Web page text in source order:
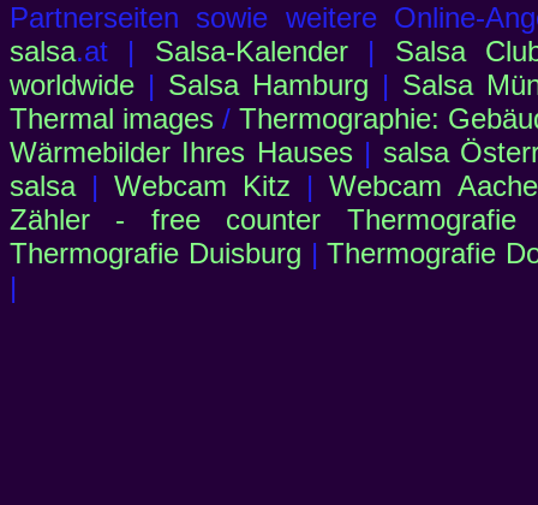
Partnerseiten sowie weitere Online-
salsa.at | Salsa-Kalender| Salsa
worldwide | Salsa Hamburg | Salsa
Thermal images / Thermographie:
Wärmebilder Ihres Hauses| salsa
salsa|Webcam Kitz |Webcam
Zähler - free counter Thermografie
Thermografie Duisburg |Thermografie
|